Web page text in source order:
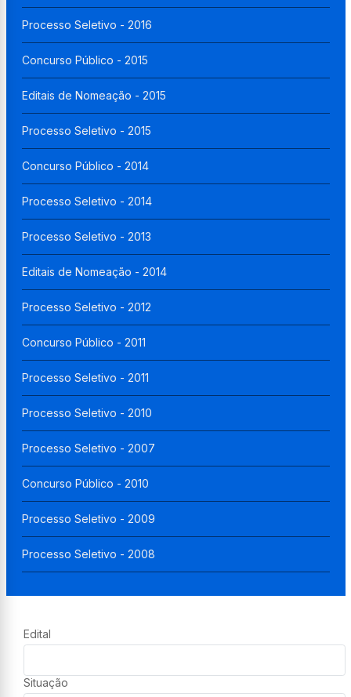
Processo Seletivo - 2016
Concurso Público - 2015
Editais de Nomeação - 2015
Processo Seletivo - 2015
Concurso Público - 2014
Processo Seletivo - 2014
Processo Seletivo - 2013
Editais de Nomeação - 2014
Processo Seletivo - 2012
Concurso Público - 2011
Processo Seletivo - 2011
Processo Seletivo - 2010
Processo Seletivo - 2007
Concurso Público - 2010
Processo Seletivo - 2009
Processo Seletivo - 2008
Edital
Situação